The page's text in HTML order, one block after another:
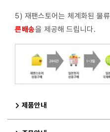
5) 재팬스토어는 체계화된 물
른배송을 제공해 드립니다.
제품안내